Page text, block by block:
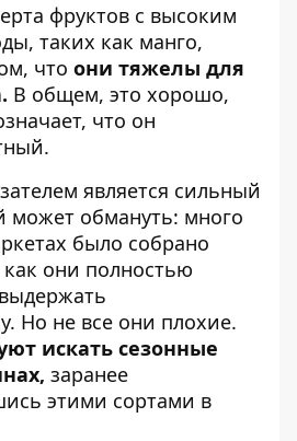
фруктов с высоким
таких как манго,
что они тяжелы для
В общем, это хорошо,
что он
является сильный
может обмануть: много
было собрано
как они полностью
Но не все они плохие.
искать сезонные
заранее
этими сортами в